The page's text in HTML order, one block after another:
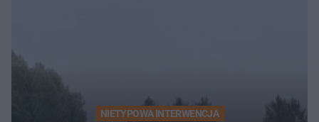
NIETYPOWA INTERWENCJA